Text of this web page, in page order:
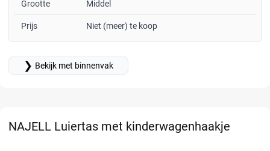
Grootte Middel
Prijs Niet (meer) te koop
❯ Bekijk met binnenvak
NAJELL Luiertas met kinderwagenhaakje